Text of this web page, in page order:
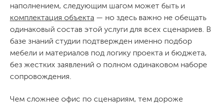
наполнением, следующим шагом может быть и
комплектация объекта — но здесь важно не обещать
одинаковый состав этой услуги для всех сценариев. В
базе знаний студии подтвержден именно подбор
мебели и материалов под логику проекта и бюджета,
без жестких заявлений о полном одинаковом наборе
сопровождения.
Чем сложнее офис по сценариям, тем дороже